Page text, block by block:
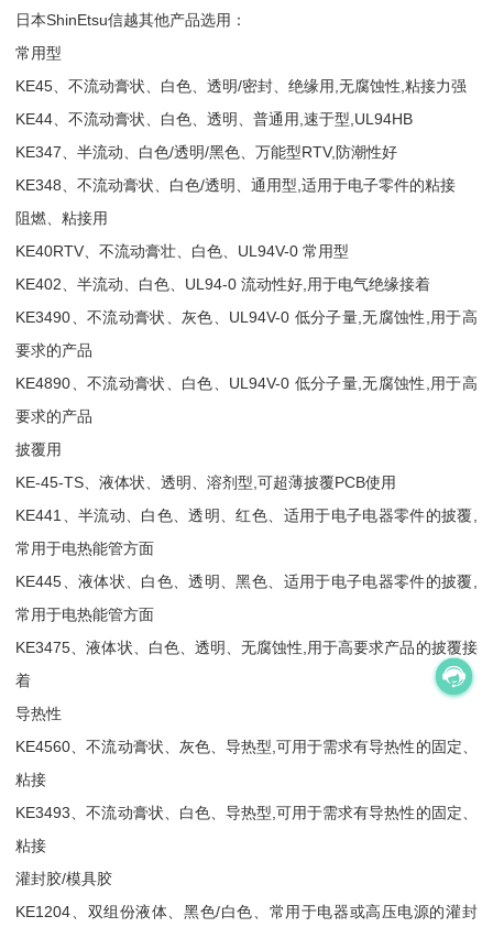
日本ShinEtsu信越其他产品选用：
常用型
KE45、不流动膏状、白色、透明/密封、绝缘用,无腐蚀性,粘接力强
KE44、不流动膏状、白色、透明、普通用,速于型,UL94HB
KE347、半流动、白色/透明/黑色、万能型RTV,防潮性好
KE348、不流动膏状、白色/透明、通用型,适用于电子零件的粘接
阻燃、粘接用
KE40RTV、不流动膏壮、白色、UL94V-0 常用型
KE402、半流动、白色、UL94-0 流动性好,用于电气绝缘接着
KE3490、不流动膏状、灰色、UL94V-0 低分子量,无腐蚀性,用于高
要求的产品
KE4890、不流动膏状、白色、UL94V-0 低分子量,无腐蚀性,用于高
要求的产品
披覆用
KE-45-TS、液体状、透明、溶剂型,可超薄披覆PCB使用
KE441、半流动、白色、透明、红色、适用于电子电器零件的披覆,
常用于电热能管方面
KE445、液体状、白色、透明、黑色、适用于电子电器零件的披覆,
常用于电热能管方面
KE3475、液体状、白色、透明、无腐蚀性,用于高要求产品的披覆接
着
导热性
KE4560、不流动膏状、灰色、导热型,可用于需求有导热性的固定、
粘接
KE3493、不流动膏状、白色、导热型,可用于需求有导热性的固定、
粘接
灌封胶/模具胶
KE1204、双组份液体、黑色/白色、常用于电器或高压电源的灌封